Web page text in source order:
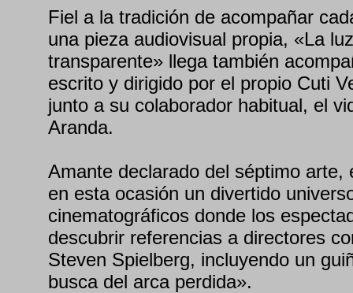
Fiel a la tradición de acompañar
una pieza audiovisual propia, «La
transparente» llega también
escrito y dirigido por el propio Cuti
junto a su colaborador habitual, el
Aranda.
Amante declarado del séptimo arte,
en esta ocasión un divertido
cinematográficos donde los
descubrir referencias a directores
Steven Spielberg, incluyendo un
busca del arca perdida».